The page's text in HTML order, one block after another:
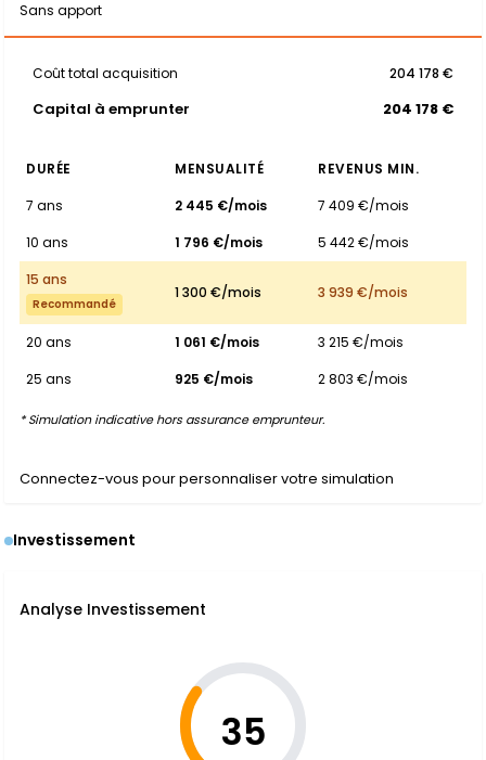
Sans apport
Coût total acquisition 204 178 €
Capital à emprunter 204 178 €
DURÉE MENSUALITÉ
REVENUS MIN.
7 ans
2 445 €/mois
7 409 €/mois
10 ans
1 796 €/mois
5 442 €/mois
15 ans
Recommandé
1 300 €/mois 3 939 €/mois
20 ans 1 061 €/mois
3 215 €/mois
25 ans
925 €/mois 2 803 €/mois
* Simulation indicative hors assurance emprunteur.
Connectez-vous pour personnaliser votre simulation
Investissement
Analyse Investissement
35